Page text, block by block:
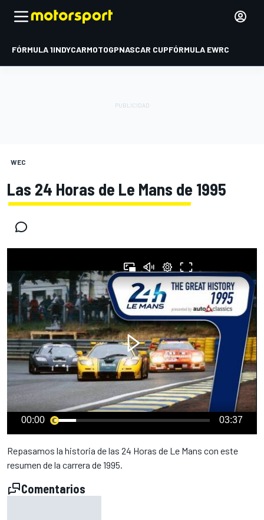
FÓRMULA 1INDYCARMOTOGPNASCAR CUPFÓRMULA EWRC
WEC
Las 24 Horas de Le Mans de 1995
00:00 03:37
Repasamos la historia de las 24 Horas de Le Mans con este
resumen de la carrera de 1995.
Comentarios